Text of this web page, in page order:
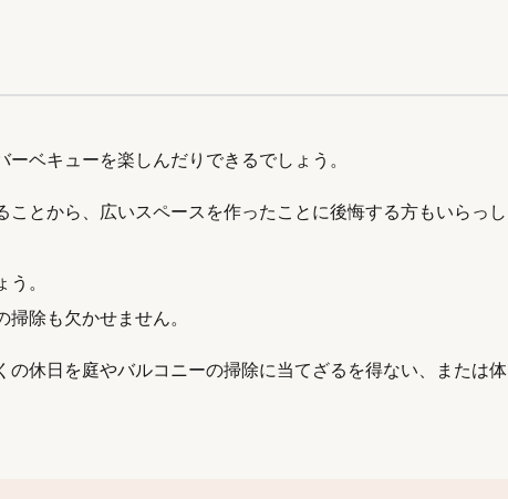
ベキューを楽しんだりできるでしょう。
とから、広いスペースを作ったことに後悔する方もいらっし
。
除も欠かせません。
休日を庭やバルコニーの掃除に当てざるを得ない、または体